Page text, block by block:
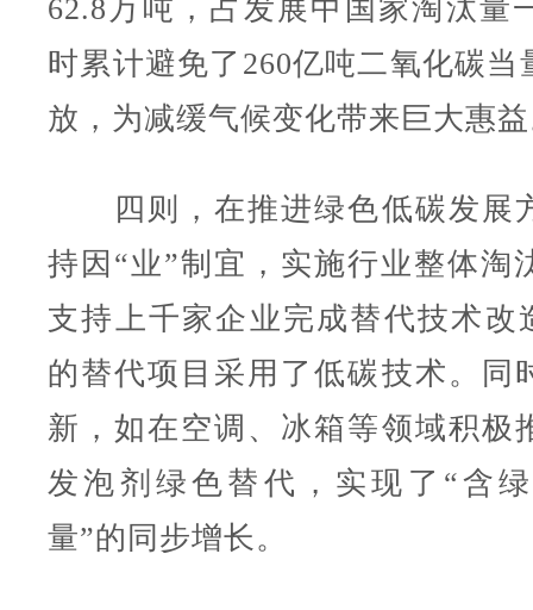
62.8万吨，占发展中国家淘汰量
时累计避免了260亿吨二氧化碳当
放，为减缓气候变化带来巨大惠
四则，在推进绿色低碳发展
持因“业”制宜，实施行业整体淘
支持上千家企业完成替代技术改
的替代项目采用了低碳技术。同
新，如在空调、冰箱等领域积极
发泡剂绿色替代，实现了“含
量”的同步增长。